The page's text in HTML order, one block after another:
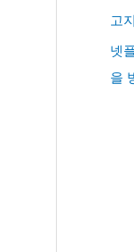
고
넷
을